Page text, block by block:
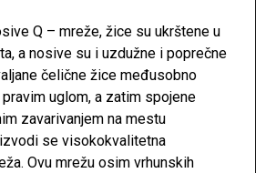
Q – mreže, žice su ukrštene u
a nosive su i uzdužne i poprečne
čelične žice međusobno
uglom, a zatim spojene
zavarivanjem na mestu
se visokokvalitetna
Ovu mrežu osim vrhunskih